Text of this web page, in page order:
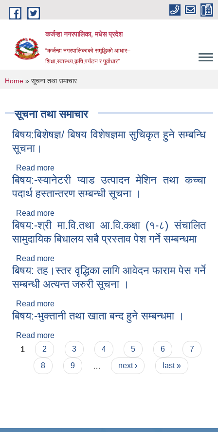
Skip to main content
कर्जन्हा नगरपालिका, मधेस प्रदेश
“कर्जन्हा नगरपालिकाको समृद्धिको आधार–
शिक्षा,स्वास्थ्य,कृषि,पर्यटन र पुर्वाधार”
You are here
Home » सूचना तथा समाचार
सूचना तथा समाचार
बिषय:बिशेषज्ञ/ बिषय विशेषज्ञमा सुचिकृत हुने सम्बन्धि
सूचना।
Read more
सूचना।
बिषय:-स्यानेटरी प्याड उत्पादन मेशिन तथा कच्चा
पदार्थ हस्तान्तरण सम्बन्धी सूचना ।
Read more
पदार्थ हस्तान्तरण सम्बन्धी सूचना ।
बिषय:-श्री मा.वि.तथा आ.वि.कक्षा (१-८) संचालित
सामुदायिक बिधालय सबै प्रस्ताव पेश गर्ने सम्बन्धमा
Read more
सामुदायिक बिधालय सबै प्रस्ताव पेश गर्ने सम्बन्धमा
बिषय: तह।स्तर वृद्धिका लागि आवेदन फाराम पेस गर्ने
सम्बन्धी अत्यन्त जरुरी सूचना ।
Read more
सम्बन्धी अत्यन्त जरुरी सूचना ।
बिषय:-भुक्तानी तथा खाता बन्द हुने सम्बन्धमा ।
Read more
Pages
1 2 3 4 5 6
7
8
9 next › last »